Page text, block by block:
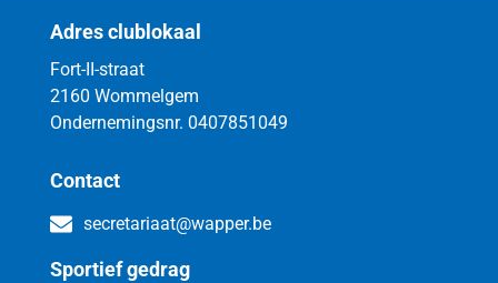
Adres clublokaal
Fort-II-straat
2160 Wommelgem
Ondernemingsnr. 0407851049
Contact
secretariaat@wapper.be
Sportief gedrag